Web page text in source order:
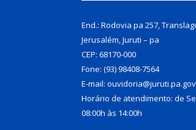
End.: Rodovia pa 257,
Jerusalém, Juruti – pa
CEP: 68170-000
Fone: (93) 98408-7564
E-mail:
Horário de atendimento: de
08:00h às 14:00h